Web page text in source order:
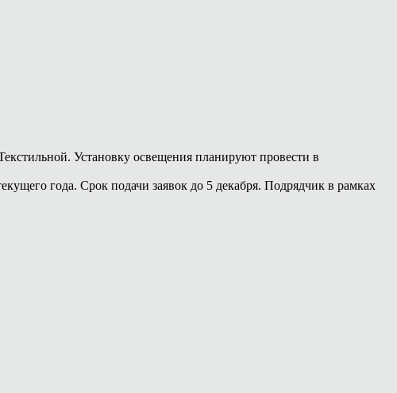
Установку освещения планируют провести в
года. Срок подачи заявок до 5 декабря. Подрядчик в рамках